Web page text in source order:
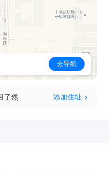
作精神，保障工作高效
工具及仪器设备。
五险，提供良好的职业
才网】上看到的！
去导航
了然 添加住址